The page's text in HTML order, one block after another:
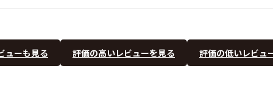
ューも見る 評価の高いレビューを見る 評価の低いレビュ